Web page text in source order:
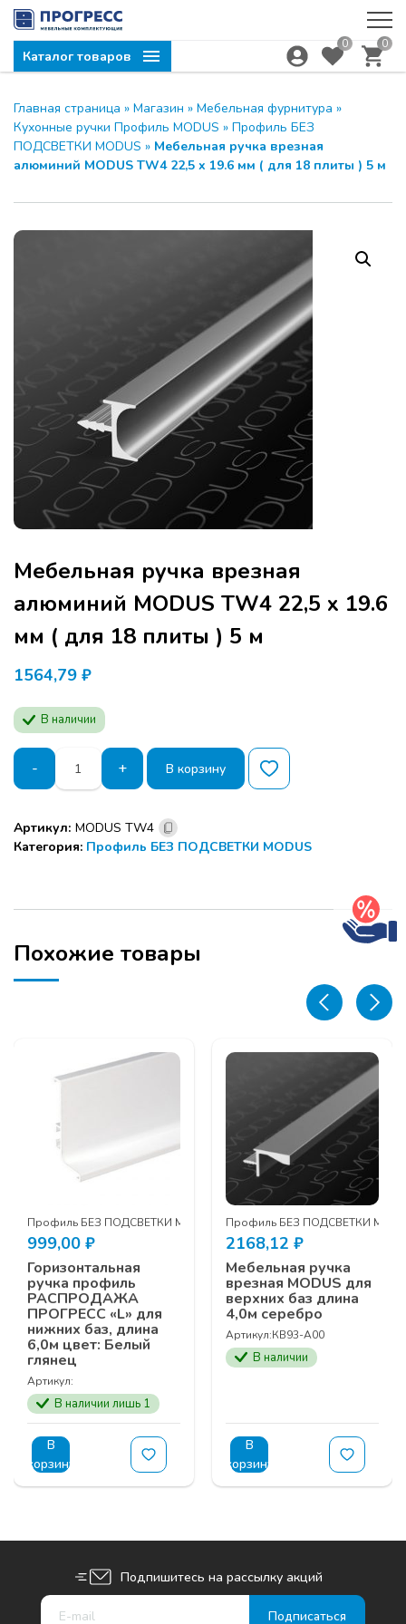
Каталог товаров
0 0
Главная страница » Магазин » Мебельная фурнитура »
Кухонные ручки Профиль MODUS » Профиль БЕЗ
ПОДСВЕТКИ MODUS » Мебельная ручка врезная
алюминий MODUS TW4 22,5 x 19.6 мм ( для 18 плиты ) 5 м
Мебельная ручка врезная
алюминий MODUS TW4 22,5 x 19.6
мм ( для 18 плиты ) 5 м
1564,79 ₽
В наличии
-
Количество
товара
Мебельная
врезная
алюминий
22,5
19.6
мм
(
+ В корзину
Артикул: MODUS TW4
Категория: Профиль БЕЗ ПОДСВЕТКИ MODUS
Похожие товары
Профиль БЕЗ ПОДСВЕТКИ MODUS
999,00 ₽
Горизонтальная
ручка профиль
РАСПРОДАЖА
ПРОГРЕСС «L» для
нижних баз, длина
6,0м цвет: Белый
глянец
Артикул:
В наличии лишь 1
В
корзину
Профиль БЕЗ ПОДСВЕТКИ
2168,12 ₽
Мебельная ручка
врезная MODUS для
верхних баз длина
4,0м серебро
Артикул:КВ93-A00
В наличии
В
корзину
Подпишитесь на рассылку акций